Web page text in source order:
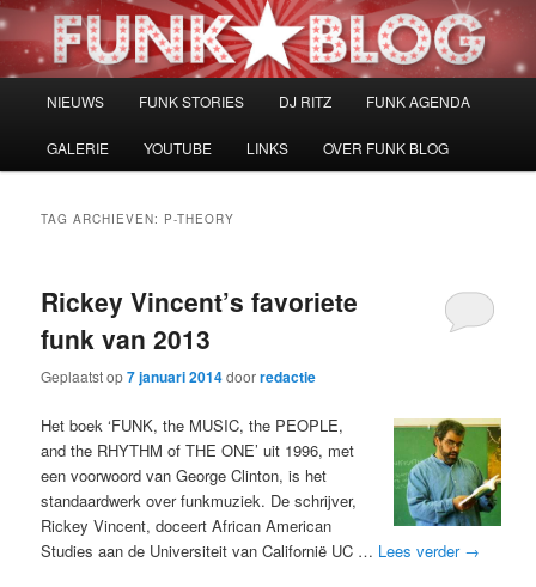
Spring
naar
Spring
naar
NIEUWS FUNK STORIES DJ RITZ FUNK AGENDA
GALERIE YOUTUBE LINKS OVER FUNK BLOG
TAG ARCHIEVEN: P-THEORY
Rickey Vincent’s favoriete
funk van 2013
Geplaatst op7 januari 2014doorredactie
Het boek ‘FUNK, the MUSIC, the PEOPLE,
and the RHYTHM of THE ONE’ uit 1996, met
een voorwoord van George Clinton, is het
standaardwerk over funkmuziek. De schrijver,
Rickey Vincent, doceert African American
Studies aan de Universiteit van Californië UC … Lees verder →